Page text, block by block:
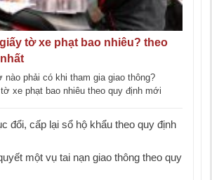
tờ xe phạt bao nhiêu? theo
nào phải có khi tham gia giao thông?
xe phạt bao nhiêu theo quy định mới
đổi, cấp lại sổ hộ khẩu theo quy định
một vụ tai nạn giao thông theo quy